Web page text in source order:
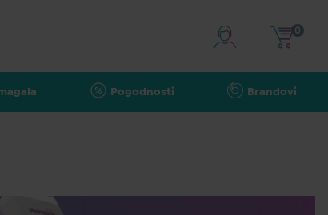
Pogodnosti Brandovi
0